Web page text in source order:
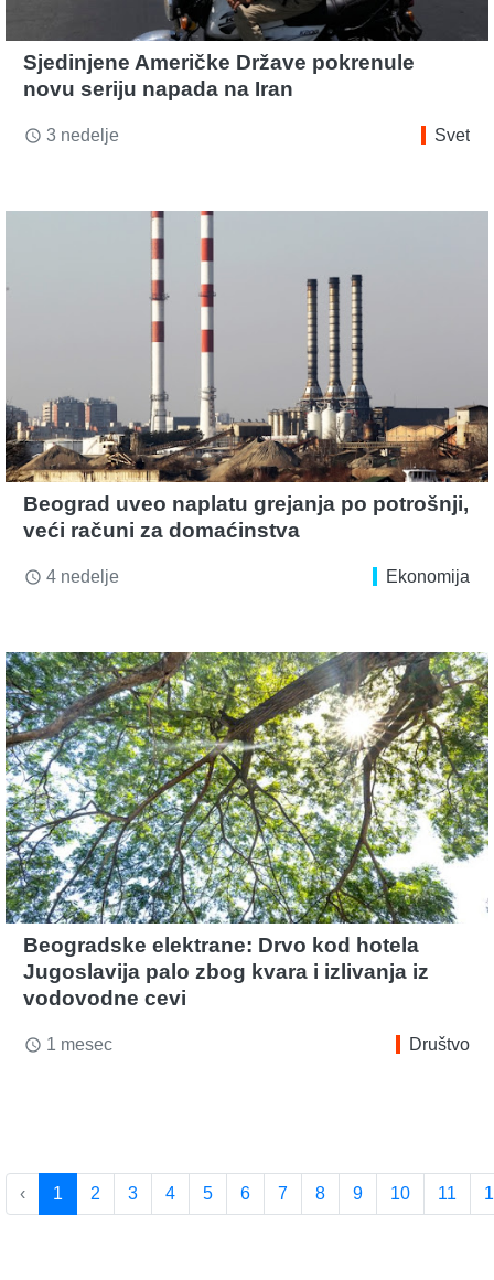
Sjedinjene Američke Države pokrenule
novu seriju napada na Iran
access_time 3 nedelje Svet
Beograd uveo naplatu grejanja po potrošnji,
veći računi za domaćinstva
access_time 4 nedelje Ekonomija
Beogradske elektrane: Drvo kod hotela
Jugoslavija palo zbog kvara i izlivanja iz
vodovodne cevi
access_time 1 mesec Društvo
‹ 1 2 3 4 5 6 7 8 9 10 11